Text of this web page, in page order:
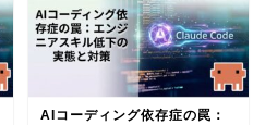
AIコーディング依存症の罠：